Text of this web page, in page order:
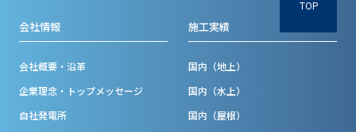
TOP
会社情報
会社概要・沿革
企業理念・トップメッセージ
自社発電所
施工実績
国内（地上）
国内（水上）
国内（屋根）